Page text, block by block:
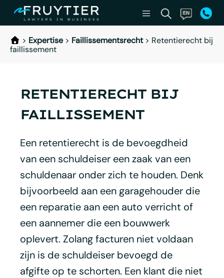
> Expertise > Faillissementsrecht> Retentierecht bij
faillissement
RETENTIERECHT BIJ
FAILLISSEMENT
Een retentierecht is de bevoegdheid
van een schuldeiser een zaak van een
schuldenaar onder zich te houden. Denk
bijvoorbeeld aan een garagehouder die
een reparatie aan een auto verricht of
een aannemer die een bouwwerk
oplevert. Zolang facturen niet voldaan
zijn is de schuldeiser bevoegd de
afgifte op te schorten. Een klant die niet